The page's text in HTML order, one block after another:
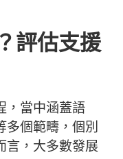
評估支援
，當中涵蓋語
多個範疇，個別
言，大多數發展